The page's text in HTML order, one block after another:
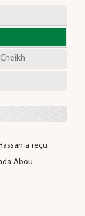
a reçu
Abou